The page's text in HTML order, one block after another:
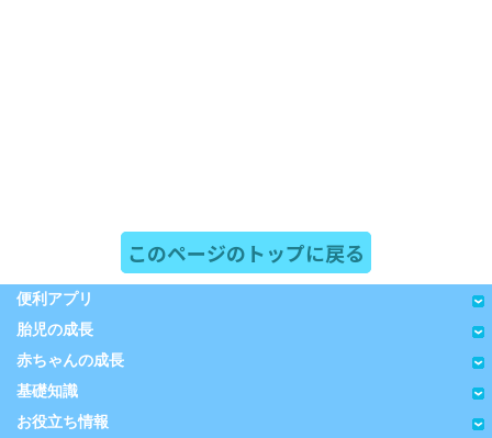
このページのトップに戻る
便利アプリ
胎児の成長
赤ちゃんの成長
基礎知識
お役立ち情報